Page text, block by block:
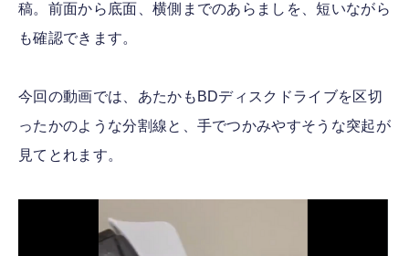
稿。前面から底面、横側までのあらましを、短いながら
も確認できます。
今回の動画では、あたかもBDディスクドライブを区切
ったかのような分割線と、手でつかみやすそうな突起が
見てとれます。